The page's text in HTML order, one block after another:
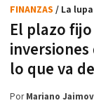
El plazo fijo
lo que va
FINANZAS / La
PorMariano